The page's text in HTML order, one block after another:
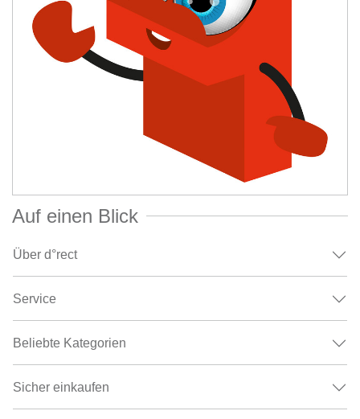
Auf einen Blick
Über d°rect
Service
Beliebte Kategorien
Sicher einkaufen